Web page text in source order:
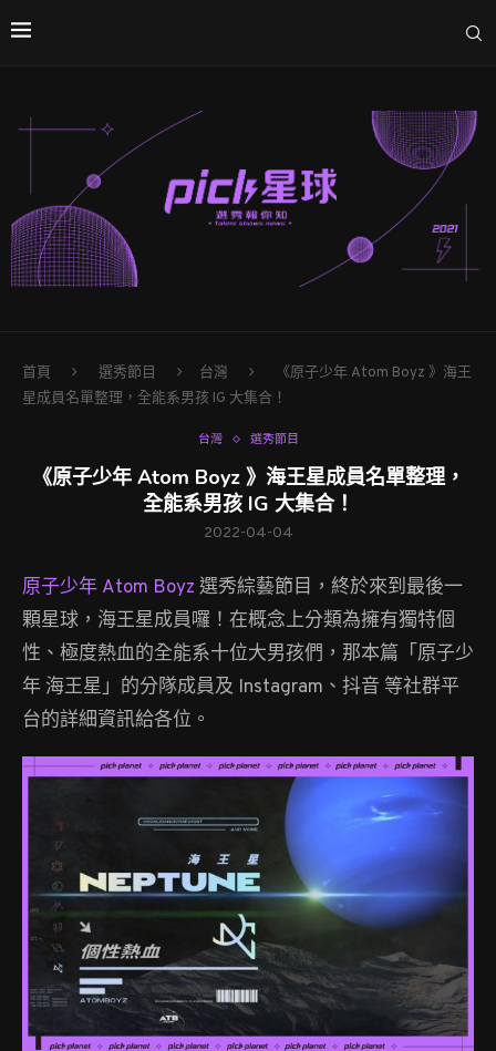
首頁 選秀節目 台灣
《原子少年 Atom Boyz 》海王
星成員名單整理，全能系男孩 IG 大集合！
台灣 選秀節目
《原子少年 Atom Boyz 》海王星成員名單整理，
全能系男孩 IG 大集合！
2022-04-04
原子少年 Atom Boyz 選秀綜藝節目，終於來到最後一
顆星球，海王星成員囉！在概念上分類為擁有獨特個
性、極度熱血的全能系十位大男孩們，那本篇「原子少
年 海王星」的分隊成員及 Instagram、抖音 等社群平
台的詳細資訊給各位。